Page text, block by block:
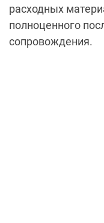
расходных
полноценного
сопровождения.